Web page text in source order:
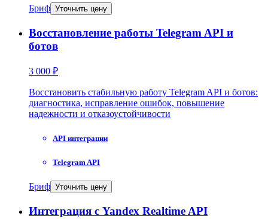
Бриф Уточнить цену
Восстановление работы Telegram API и
ботов
3 000 ₽
Восстановить стабильную работу Telegram API и ботов:
диагностика, исправление ошибок, повышение
надежности и отказоустойчивости
API интеграции
Telegram API
Бриф Уточнить цену
Интеграция с Yandex Realtime API